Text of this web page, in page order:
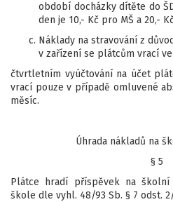
období docházky dítěte do
den je 10,- Kč pro MŠ a 20,-
Náklady na stravování z
v zařízení se plátcům vrací ve
čtvrtletním vyúčtování na účet
vrací pouze v případě omluvené
měsíc.
Úhrada nákladů na
§ 5
Plátce hradí příspěvek na
škole dle vyhl. 48/93 Sb. § 7 odst.